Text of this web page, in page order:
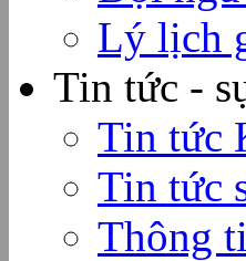
Lý lịch
Tin tức -
Tin tức
Tin tức
Thông